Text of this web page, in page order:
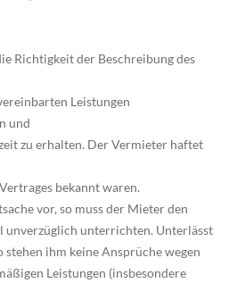
Richtigkeit der Beschreibung des
Leistungen
und
zu erhalten. Der Vermieter haftet
bekannt waren.
vor, so muss der Mieter den
unverzüglich unterrichten. Unterlässt
ihm keine Ansprüche wegen
Leistungen (insbesondere